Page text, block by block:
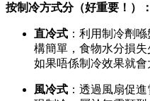
按制冷方式分（好重要！）：
直冷式 ：利用制冷劑
構簡單，食物水分損失
如果唔係制冷效果就會
風冷式 ：透過風扇促